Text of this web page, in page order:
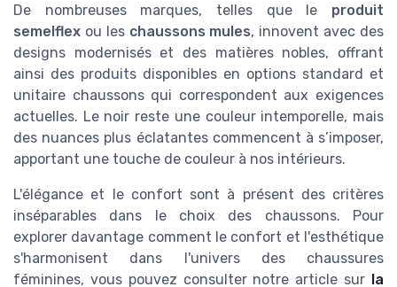
De nombreuses marques, telles que le produit
semelflex ou les chaussons mules, innovent avec des
designs modernisés et des matières nobles, offrant
ainsi des produits disponibles en options standard et
unitaire chaussons qui correspondent aux exigences
actuelles. Le noir reste une couleur intemporelle, mais
des nuances plus éclatantes commencent à s’imposer,
apportant une touche de couleur à nos intérieurs.
L'élégance et le confort sont à présent des critères
inséparables dans le choix des chaussons. Pour
explorer davantage comment le confort et l'esthétique
s'harmonisent dans l'univers des chaussures
féminines, vous pouvez consulter notre article sur la